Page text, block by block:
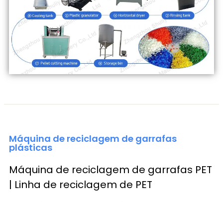
Máquina de reciclagem de garrafas
plásticas
Máquina de reciclagem de garrafas PET
| Linha de reciclagem de PET